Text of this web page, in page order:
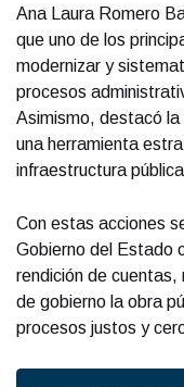
Ana Laura Romero
que uno de los
modernizar y
procesos
Asimismo, destacó
una herramienta
infraestructura
Con estas acciones
Gobierno del Estado
rendición de
de gobierno la obra
procesos justos y